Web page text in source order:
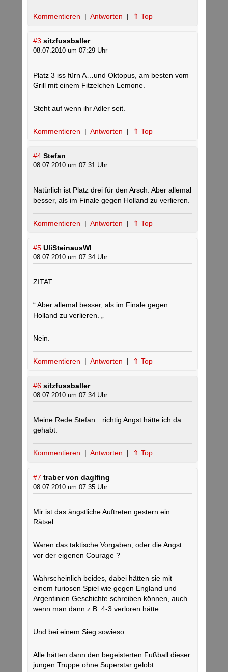
Kommentieren | Antworten | ⇑ Top
#3 sitzfussballer
08.07.2010 um 07:29 Uhr
Platz 3 iss fürn A…und Oktopus, am besten vom
Grill mit einem Fitzelchen Lemone.
Steht auf wenn ihr Adler seit.
Kommentieren | Antworten | ⇑ Top
#4 Stefan
08.07.2010 um 07:31 Uhr
Natürlich ist Platz drei für den Arsch. Aber allemal
besser, als im Finale gegen Holland zu verlieren.
Kommentieren | Antworten | ⇑ Top
#5 UliSteinausWI
08.07.2010 um 07:34 Uhr
ZITAT:
“ Aber allemal besser, als im Finale gegen
Holland zu verlieren. „
Nein.
Kommentieren | Antworten | ⇑ Top
#6 sitzfussballer
08.07.2010 um 07:34 Uhr
Meine Rede Stefan…richtig Angst hätte ich da
gehabt.
Kommentieren | Antworten | ⇑ Top
#7 traber von daglfing
08.07.2010 um 07:35 Uhr
Mir ist das ängstliche Auftreten gestern ein
Rätsel.
Waren das taktische Vorgaben, oder die Angst
vor der eigenen Courage ?
Wahrscheinlich beides, dabei hätten sie mit
einem furiosen Spiel wie gegen England und
Argentinien Geschichte schreiben können, auch
wenn man dann z.B. 4-3 verloren hätte.
Und bei einem Sieg sowieso.
Alle hätten dann den begeisterten Fußball dieser
jungen Truppe ohne Superstar gelobt.